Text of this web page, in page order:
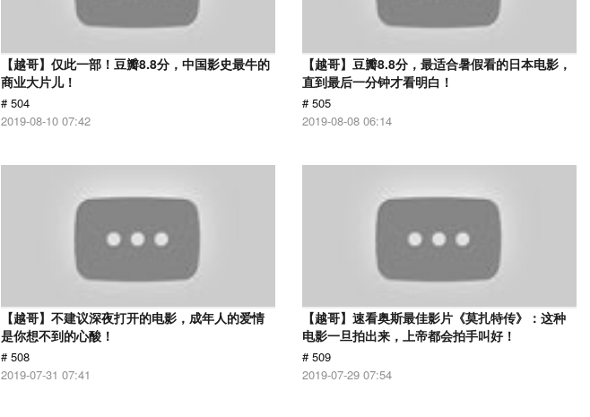
【越哥】仅此一部！豆瓣8.8分，中国影史最牛的
商业大片儿！
# 504
2019-08-10 07:42
【越哥】豆瓣8.8分，最适合暑假看的日本电影，
直到最后一分钟才看明白！
# 505
2019-08-08 06:14
【越哥】不建议深夜打开的电影，成年人的爱情
是你想不到的心酸！
# 508
2019-07-31 07:41
【越哥】速看奥斯最佳影片《莫扎特传》：这种
电影一旦拍出来，上帝都会拍手叫好！
# 509
2019-07-29 07:54